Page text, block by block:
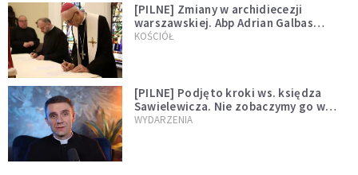
[PILNE] Zmiany w archidiecezji
warszawskiej. Abp Adrian Galbas
wręczył dekrety nowym proboszczom
KOŚCIÓŁ
[PILNE] Podjęto kroki ws. księdza
Sawielewicza. Nie zobaczymy go w
mediach
WYDARZENIA